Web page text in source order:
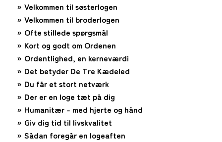
Velkommen til søsterlogen
Velkommen til broderlogen
Ofte stillede spørgsmål
Kort og godt om Ordenen
Ordentlighed, en kerneværdi
Det betyder De Tre Kædeled
Du får et stort netværk
Der er en loge tæt på dig
Humanitær – med hjerte og hånd
Giv dig tid til livskvalitet
Sådan foregår en logeaften